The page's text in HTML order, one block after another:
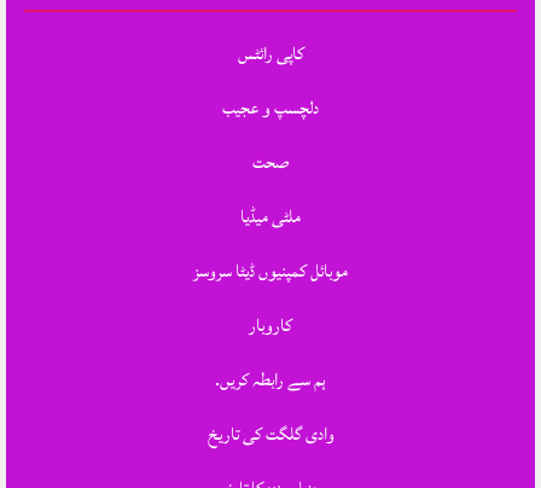
کاپی رائٹس
دلچسپ و عجیب
صحت
ملٹی میڈیا
موبائل کمپنیوں ڈیٹا سروسز
کاروبار
ہم سے رابطہ کریں.
وادی گلگت کی تاریخ